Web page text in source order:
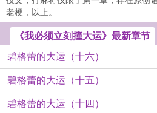
老梗，以上。...
《我必须立刻撞大运》最新章节
碧格蕾的大运（十六）
碧格蕾的大运（十五）
碧格蕾的大运（十四）